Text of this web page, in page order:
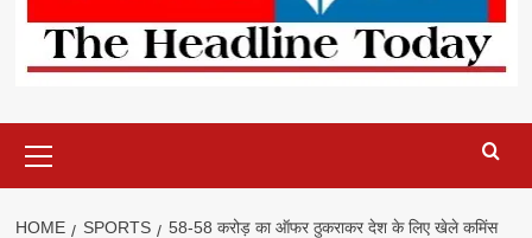
Menu
HOME SPORTS
58-58 करोड़ का ऑफर ठुकराकर देश के लिए खेले कमिंस